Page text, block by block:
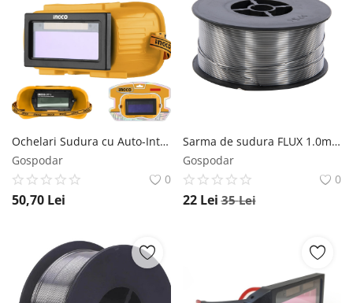
Ochelari Sudura cu Auto-Intunecare Ingco AHM112 INGCO
Gospodar
0
50,70 Lei
Sarma de sudura FLUX 1.0mm, 1kg, MIG-MAG, cu sau fara gaz, KRAFTNER KF-7358 KRAFTNER
Gospodar
0
22 Lei 35Lei